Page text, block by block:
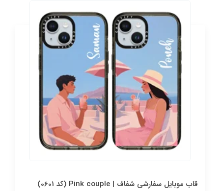
قاب موبایل سفارشی شفاف | Pink couple (کد 0601)